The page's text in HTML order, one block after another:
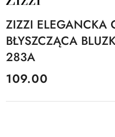
PRODUCENTA:
ZIZZI ELEGANCKA
BŁYSZCZĄCA
283A
cena:
109.00